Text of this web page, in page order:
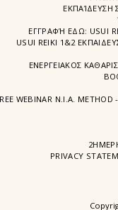
ΕΓΓΡΑΦΉ EΔΩ: USUI
USUI REIKI 1&2
ΕΝΕΡΓΕΙΑΚΟΣ
WEBINAR N.I.A. METHOD
PRIVACY